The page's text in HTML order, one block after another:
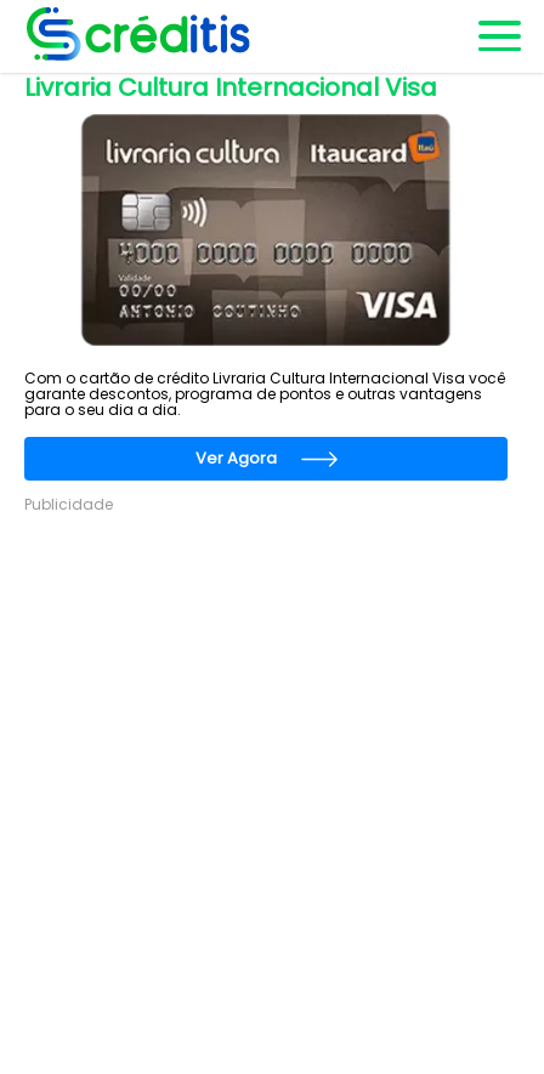
Livraria Cultura Internacional Visa
Com o cartão de crédito Livraria Cultura Internacional Visa você
garante descontos, programa de pontos e outras vantagens
para o seu dia a dia.
Ver Agora
Publicidade